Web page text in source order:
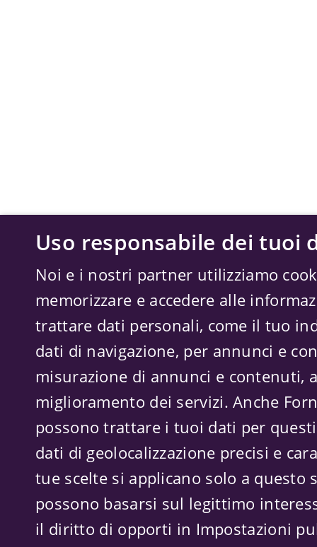
Uso responsabile dei tuoi
Noi e i nostri partner utilizziamo
memorizzare e accedere alle
trattare dati personali, come il tuo
dati di navigazione, per annunci e
misurazione di annunci e contenuti,
miglioramento dei servizi. Anche
possono trattare i tuoi dati per
dati di geolocalizzazione precisi e
tue scelte si applicano solo a
possono basarsi sul legittimo
il diritto di opporti in Impostazioni